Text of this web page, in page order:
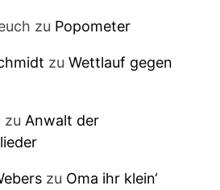
zu Popometer
zu Wettlauf gegen
zu Anwalt der
zu Oma ihr klein‘